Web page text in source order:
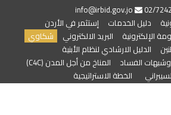
دليل الخدمات
إستثمر في الأردن
الإلكترونية البريد الالكتروني
شكاوي
الدليل الارشادي لنظام الأبنية
وشبهات الفساد
المناخ من أجل المدن (C4C)
الخطة الاستراتيجية